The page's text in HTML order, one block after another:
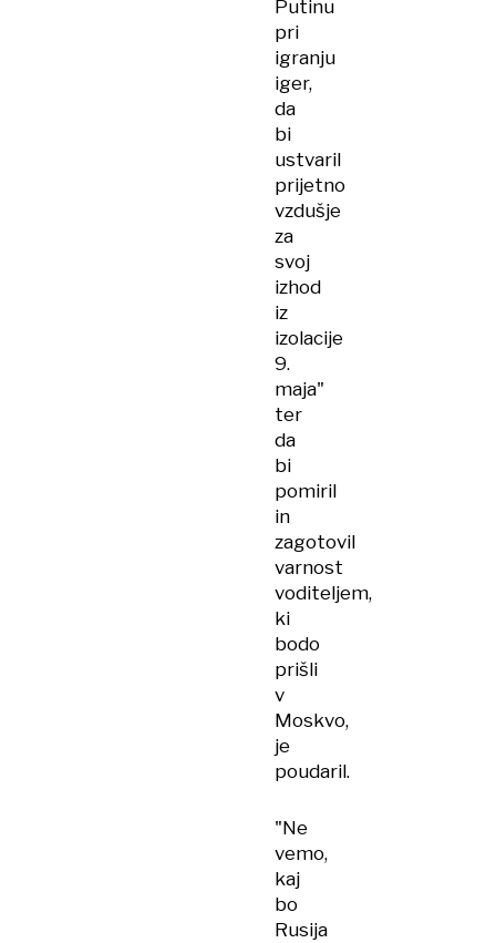
Putinu
pri
igranju
iger,
da
bi
ustvaril
prijetno
vzdušje
za
svoj
izhod
iz
izolacije
9.
maja"
ter
da
bi
pomiril
in
zagotovil
varnost
voditeljem,
ki
bodo
prišli
v
Moskvo,
je
poudaril.
"Ne
vemo,
kaj
bo
Rusija